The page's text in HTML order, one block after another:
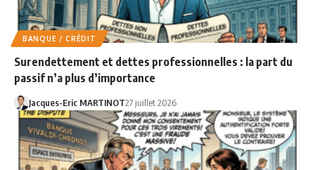
BANQUE / CRÉDIT
Surendettement et dettes professionnelles : la part du
passif n’a plus d’importance
Jacques-Eric MARTINOT27 juillet 2026